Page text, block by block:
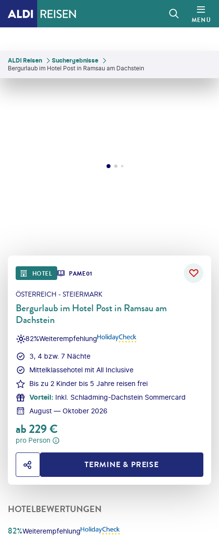
MENÜ
ALDI Reisen
Suchergebnisse
Bergurlaub im Hotel Post in Ramsau am Dachstein
HOTEL PAME01
ÖSTERREICH - STEIERMARK
Bergurlaub im Hotel Post in Ramsau am
Dachstein
Weiterempfehlung
82%
3, 4 bzw. 7 Nächte
Mittelklassehotel mit All Inclusive
Bis zu 2 Kinder bis 5 Jahre reisen frei
Vorteil: Inkl. Schladming-Dachstein Sommercard
August — Oktober 2026
ab229€
pro Person
HOTEL TEILENTERMINE & PREISE
HOTELBEWERTUNGEN
Weiterempfehlung
82%